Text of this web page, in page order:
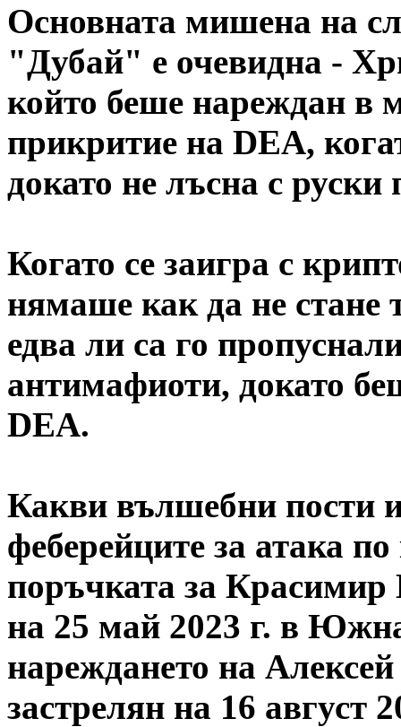
Основната мишена на
"Дубай" е очевидна -
който беше нареждан в
прикритие на DEA,
докато не лъсна с руски
Когато се заигра с
нямаше как да не
едва ли са го
антимафиоти, докато
DEA.
Какви вълшебни пости
феберейците за атака
поръчката за
на 25 май 2023 г. в
нареждането на
застрелян на 16 август